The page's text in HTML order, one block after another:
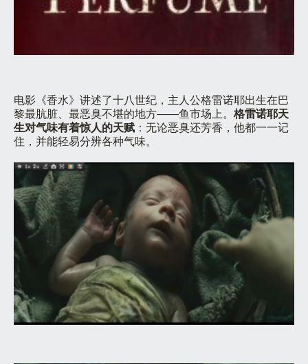
电影《香水》讲述了十八世纪，主人公格雷诺耶出生在巴
黎最肮脏、最恶臭不堪的地方——鱼市场上。 格雷诺耶天
生对气味有着惊人的天赋 ：无论恶臭还芳香，他都一一记
住，并能轻易分辨各种气味。